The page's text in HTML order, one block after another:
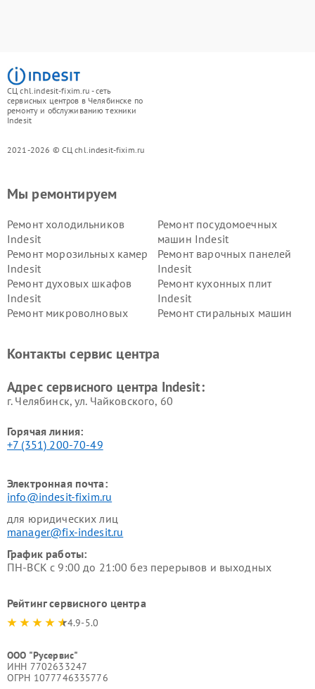
СЦ chl.indesit-fixim.ru - сеть
сервисных центров в Челябинске по
ремонту и обслуживанию техники
Indesit
2021-2026 © СЦ chl.indesit-fixim.ru
Мы ремонтируем
Ремонт холодильников
Indesit
Ремонт посудомоечных
машин Indesit
Ремонт морозильных камер
Indesit
Ремонт варочных панелей
Indesit
Ремонт духовых шкафов
Indesit
Ремонт кухонных плит
Indesit
Ремонт микроволновых
Ремонт стиральных машин
Indesit
Indesit
Контакты сервис центра
Адрес сервисного центра Indesit:
г. Челябинск, ул. Чайковского, 60
Горячая линия:
+7 (351) 200-70-49
Электронная почта:
info@indesit-fixim.ru
для юридических лиц
manager@fix-indesit.ru
График работы:
ПН-ВСК с 9:00 до 21:00 без перерывов и выходных
Рейтинг сервисного центра
4.9-5.0
ООО "Русервис"
ИНН 7702633247
ОГРН 1077746335776